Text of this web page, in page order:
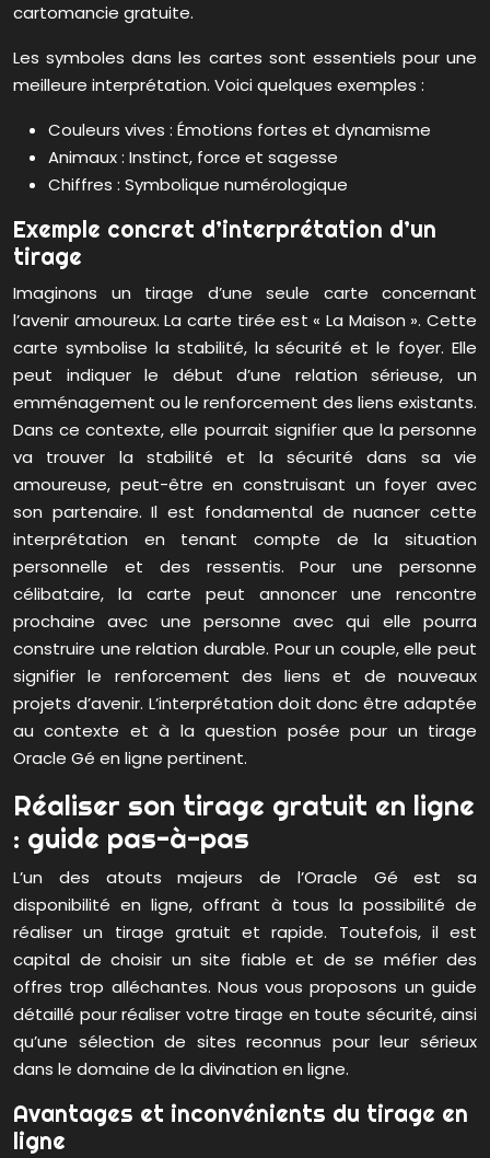
cartomancie gratuite.
Les symboles dans les cartes sont essentiels pour une
meilleure interprétation. Voici quelques exemples :
Couleurs vives : Émotions fortes et dynamisme
Animaux : Instinct, force et sagesse
Chiffres : Symbolique numérologique
Exemple concret d’interprétation d’un
tirage
Imaginons un tirage d’une seule carte concernant
l’avenir amoureux. La carte tirée est « La Maison ». Cette
carte symbolise la stabilité, la sécurité et le foyer. Elle
peut indiquer le début d’une relation sérieuse, un
emménagement ou le renforcement des liens existants.
Dans ce contexte, elle pourrait signifier que la personne
va trouver la stabilité et la sécurité dans sa vie
amoureuse, peut-être en construisant un foyer avec
son partenaire. Il est fondamental de nuancer cette
interprétation en tenant compte de la situation
personnelle et des ressentis. Pour une personne
célibataire, la carte peut annoncer une rencontre
prochaine avec une personne avec qui elle pourra
construire une relation durable. Pour un couple, elle peut
signifier le renforcement des liens et de nouveaux
projets d’avenir. L’interprétation doit donc être adaptée
au contexte et à la question posée pour un tirage
Oracle Gé en ligne pertinent.
Réaliser son tirage gratuit en ligne
: guide pas-à-pas
L’un des atouts majeurs de l’Oracle Gé est sa
disponibilité en ligne, offrant à tous la possibilité de
réaliser un tirage gratuit et rapide. Toutefois, il est
capital de choisir un site fiable et de se méfier des
offres trop alléchantes. Nous vous proposons un guide
détaillé pour réaliser votre tirage en toute sécurité, ainsi
qu’une sélection de sites reconnus pour leur sérieux
dans le domaine de la divination en ligne.
Avantages et inconvénients du tirage en
ligne